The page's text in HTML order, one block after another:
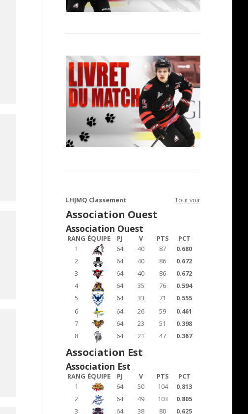
développement
La Ligue canadienne de hockey (LCH) est fière de
des clubs de…
Lire la suite
LHJMQ Classement Tout voir
Association Ouest
Association Ouest
RANG ÉQUIPE PJ V PTS
PCT
1
64 40 87
0.680
2
64 40 86
0.672
3
64 40 86
0.672
4
64 35 76
0.594
5
64 33 71
0.555
6
64 26 59
0.461
7
64 23 51
0.398
8
64 21 47 0.367
Association Est
Association Est
RANG ÉQUIPE PJ V PTS
PCT
1
64 50 104
0.813
2
64 49 103
0.805
3
64 38 80
0.625